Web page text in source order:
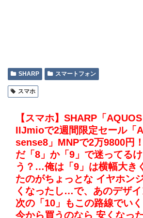
SHARP スマートフォン
スマホ
【スマホ】SHARP「
IIJmioで2週間限定セール「
sense8」MNPで2万9800円
だ「8」か「9」で迷ってる
う？…俺は「9」は横幅大き
たのがちょっとな イヤホン
くなったし…で、あのデザ
次の「10」もこの路線でい
今から買うのなら 安くなっ